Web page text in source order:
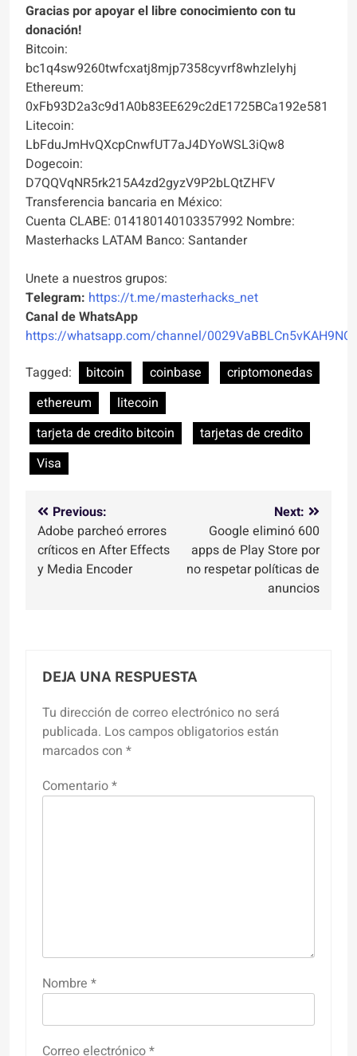
Gracias por apoyar el libre conocimiento con tu
donación!
Bitcoin:
bc1q4sw9260twfcxatj8mjp7358cyvrf8whzlelyhj
Ethereum:
0xFb93D2a3c9d1A0b83EE629c2dE1725BCa192e581
Litecoin:
LbFduJmHvQXcpCnwfUT7aJ4DYoWSL3iQw8
Dogecoin:
D7QQVqNR5rk215A4zd2gyzV9P2bLQtZHFV
Transferencia bancaria en México:
Cuenta CLABE: 014180140103357992 Nombre:
Masterhacks LATAM Banco: Santander
Unete a nuestros grupos:
Telegram: https://t.me/masterhacks_net
Canal de WhatsApp
https://whatsapp.com/channel/
Tagged:
bitcoin coinbase
criptomonedas
ethereum
litecoin
tarjeta de credito bitcoin
tarjetas de credito
Visa
Navegación
de
entradas
Previous:
Adobe parcheó errores
críticos en After Effects
y Media Encoder
Next:
Google eliminó 600
apps de Play Store por
no respetar políticas de
anuncios
DEJA UNA RESPUESTA
Tu dirección de correo electrónico no será
publicada. Los campos obligatorios están
marcados con *
Comentario*
Nombre *
Correo electrónico*